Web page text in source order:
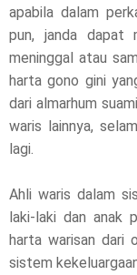
apabila dalam
pun, janda dapat
meninggal atau
harta gono gini
dari almarhum
waris lainnya,
lagi.
Ahli waris dalam
laki-laki dan anak
harta warisan dari
sistem